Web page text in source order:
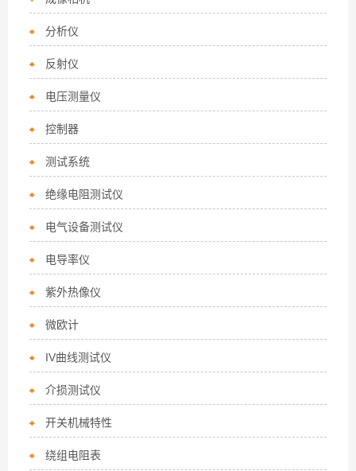
分析仪
反射仪
电压测量仪
控制器
测试系统
绝缘电阻测试仪
电气设备测试仪
电导率仪
紫外热像仪
微欧计
IV曲线测试仪
介损测试仪
开关机械特性
绕组电阻表